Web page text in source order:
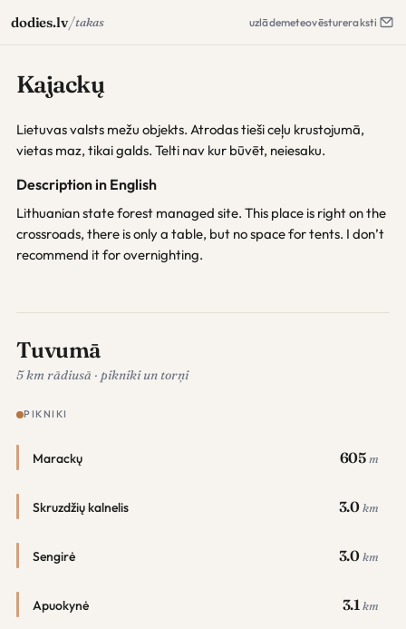
dodies.lv/takas uzlādemeteovēstureraksti
Kajackų
Lietuvas valsts mežu objekts. Atrodas tieši ceļu krustojumā,
vietas maz, tikai galds. Telti nav kur būvēt, neiesaku.
Description in English
Lithuanian state forest managed site. This place is right on the
crossroads, there is only a table, but no space for tents. I don’t
recommend it for overnighting.
Tuvumā
5 km rādiusā · pikniki un torņi
PIKNIKI
Marackų 605 m
Skruzdžių kalnelis 3.0 km
Sengirė 3.0 km
Apuokynė 3.1 km